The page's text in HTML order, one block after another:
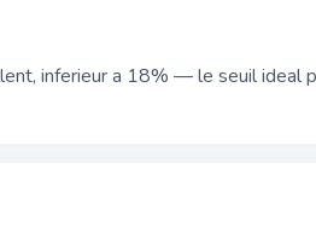
inferieur a 18% — le seuil ideal